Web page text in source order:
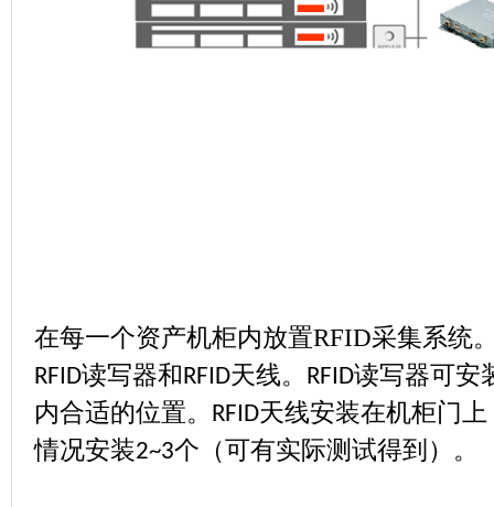
在每一个资产机柜内放置RFID采集系统
RFID读写器和RFID天线。 RFID读写器可安
内合适的位置。 RFID天线安装在机柜门
情况安装2~3个（可有实际测试得到）。